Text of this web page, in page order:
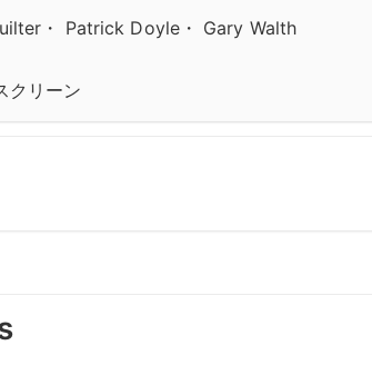
・ Patrick Doyle・ Gary Walth
クリーン